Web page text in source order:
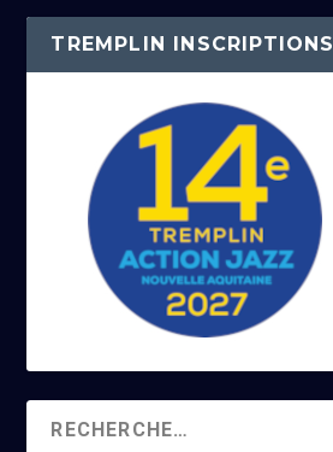
TREMPLIN INSCRIPTIONS